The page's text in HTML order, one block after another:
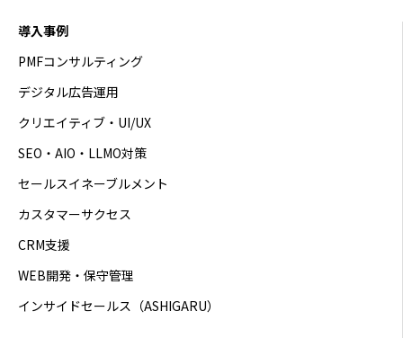
導入事例
PMFコンサルティング
デジタル広告運用
クリエイティブ・UI/UX
SEO・AIO・LLMO対策
セールスイネーブルメント
カスタマーサクセス
CRM支援
WEB開発・保守管理
インサイドセールス（ASHIGARU）